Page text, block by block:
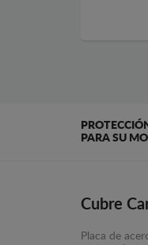
PARA SU
Cubre
Placa de